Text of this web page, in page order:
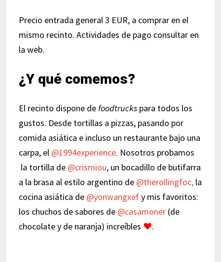
Precio entrada general 3 EUR, a comprar en el
mismo recinto. Actividades de pago consultar en
la web.
¿Y qué comemos?
El recinto dispone defoodtruckspara todos los
gustos. Desde tortillas a pizzas, pasando por
comida asiática e incluso un restaurante bajo una
carpa, el @1994experience. Nosotros probamos
la tortilla de @crismiou, un bocadillo de butifarra
a la brasa al estilo argentino de @therollingfoc,la
cocina asiática de @yonwangxefy mis favoritos:
los chuchos de sabores de @casamoner(de
chocolate y de naranja) increíbles ♥.